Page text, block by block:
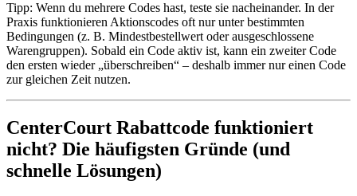
Tipp: Wenn du mehrere Codes hast, teste sie nacheinander. In der
Praxis funktionieren Aktionscodes oft nur unter bestimmten
Bedingungen (z. B. Mindestbestellwert oder ausgeschlossene
Warengruppen). Sobald ein Code aktiv ist, kann ein zweiter Code
den ersten wieder „überschreiben“ – deshalb immer nur einen Code
zur gleichen Zeit nutzen.
CenterCourt Rabattcode funktioniert
nicht? Die häufigsten Gründe (und
schnelle Lösungen)